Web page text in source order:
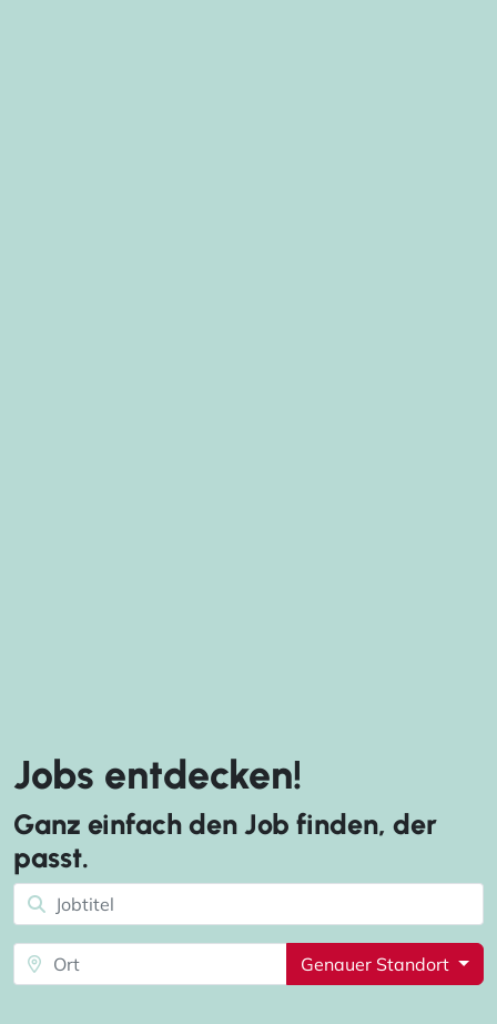
Jobs entdecken!
Ganz einfach den Job finden, der
passt.
Genauer Standort